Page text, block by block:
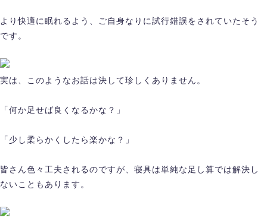
より快適に眠れるよう、ご自身なりに試行錯誤をされていたそう
です。
実は、このようなお話は決して珍しくありません。
「何か足せば良くなるかな？」
「少し柔らかくしたら楽かな？」
皆さん色々工夫されるのですが、寝具は単純な足し算では解決し
ないこともあります。